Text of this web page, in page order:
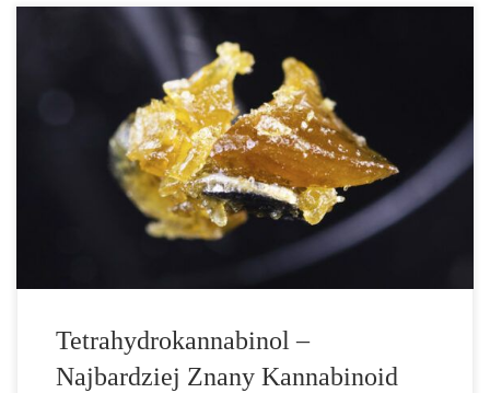
Czym jest THC? Tetrahydrokannabinol – Najbardziej Znany
Kannabinoid Z pewnością słyszałeś już o THC – związku, który
odpowiada za psychoaktywne działanie marihuany. Jeśli czytałeś
opisy odmian konopi, z pewnością zauważyłeś, że zawartość THC
jest jednym z najważniejszych parametrów. Choć konopie
wykorzystywano od tysięcy lat, sam THC został odkryty dopiero
Tetrahydrokannabinol –
Najbardziej Znany Kannabinoid